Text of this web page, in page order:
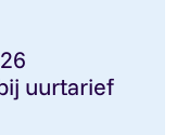
uurtarief